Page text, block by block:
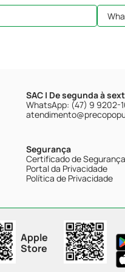
SAC | De segunda à
WhatsApp: (47) 9 9202-
Segurança
Certificado de Segurança
Portal da Privacidade
Política de Privacidade
Apple
Store